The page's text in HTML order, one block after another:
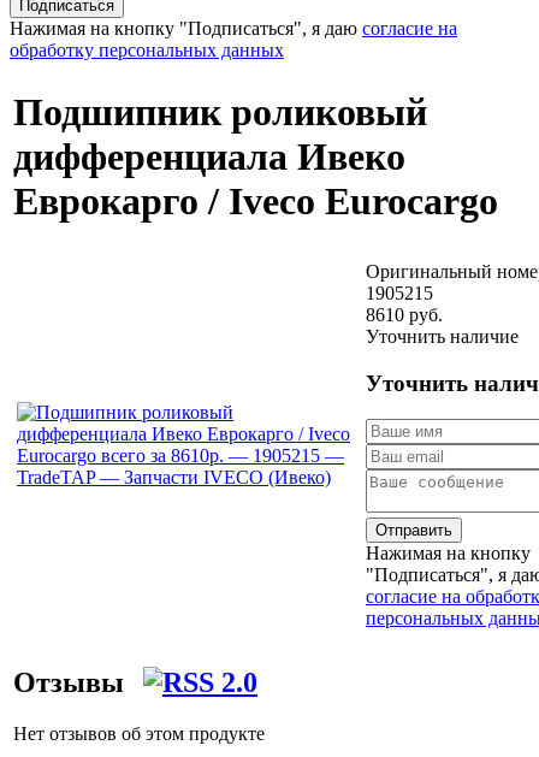
Нажимая на кнопку "Подписаться", я даю согласие на
обработку персональных данных
Подшипник роликовый
дифференциала Ивеко
Еврокарго / Iveco Eurocargo
Оригинальный
1905215
8610 руб.
Уточнить наличие
Уточнить
Отправить
Нажимая на кнопку
"Подписаться", я
согласие на
персональных
Отзывы
Нет отзывов об этом продукте